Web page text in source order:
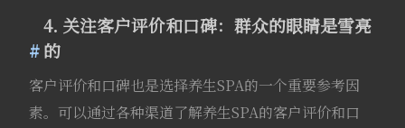
4. 关注客户评价和口碑：群众的眼睛是雪亮
的
客户评价和口碑也是选择养生SPA的一个重要参考因
素。可以通过各种渠道了解养生SPA的客户评价和口